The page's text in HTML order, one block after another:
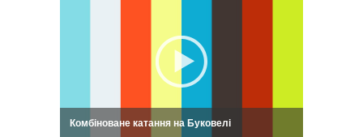
Кошовський: My Way